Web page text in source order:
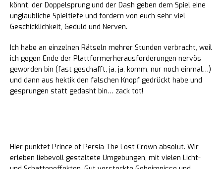
könnt, der Doppelsprung und der Dash geben dem Spiel eine
unglaubliche Spieltiefe und fordern von euch sehr viel
Geschicklichkeit, Geduld und Nerven.
Ich habe an einzelnen Rätseln mehrer Stunden verbracht, weil
ich gegen Ende der Plattformerherausforderungen nervös
geworden bin (fast geschafft, ja, ja, komm, nur noch einmal…)
und dann aus hektik den falschen Knopf gedrückt habe und
gesprungen statt gedasht bin… zack tot!
Hier punktet Prince of Persia The Lost Crown absolut. Wir
erleben liebevoll gestaltete Umgebungen, mit vielen Licht-